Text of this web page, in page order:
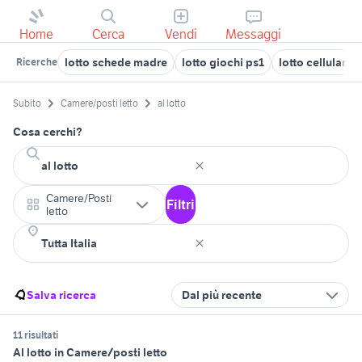
Home Cerca Vendi Messaggi
Ricerche lotto schede madre lotto giochi ps1 lotto cellulari
Subito Camere/posti letto al lotto
Cosa cerchi?
Camere/Posti
letto
Filtri
Salva ricerca Dal più recente
11 risultati
Al lotto in Camere/posti letto